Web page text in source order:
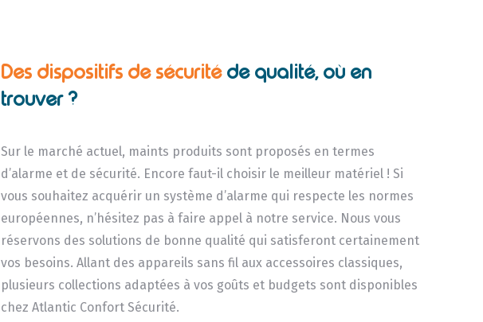
Des dispositifs de sécurité de qualité, où en
trouver ?
Sur le marché actuel, maints produits sont proposés en termes
d’alarme et de sécurité. Encore faut-il choisir le meilleur matériel ! Si
vous souhaitez acquérir un système d’alarme qui respecte les normes
européennes, n’hésitez pas à faire appel à notre service. Nous vous
réservons des solutions de bonne qualité qui satisferont certainement
vos besoins. Allant des appareils sans fil aux accessoires classiques,
plusieurs collections adaptées à vos goûts et budgets sont disponibles
chez Atlantic Confort Sécurité.